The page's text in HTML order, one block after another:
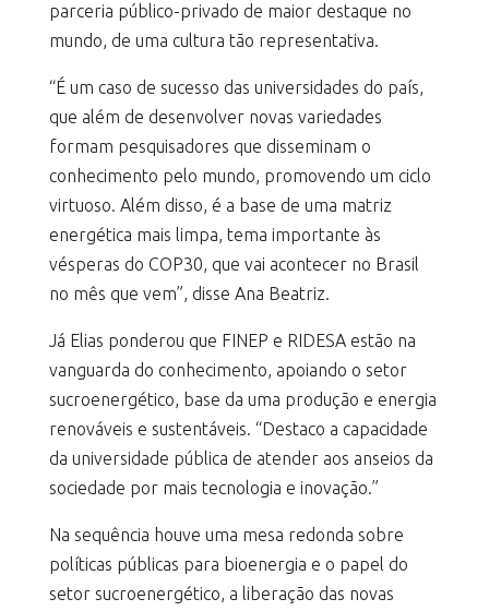
parceria público-privado de maior destaque no
mundo, de uma cultura tão representativa.
“É um caso de sucesso das universidades do país,
que além de desenvolver novas variedades
formam pesquisadores que disseminam o
conhecimento pelo mundo, promovendo um ciclo
virtuoso. Além disso, é a base de uma matriz
energética mais limpa, tema importante às
vésperas do COP30, que vai acontecer no Brasil
no mês que vem”, disse Ana Beatriz.
Já Elias ponderou que FINEP e RIDESA estão na
vanguarda do conhecimento, apoiando o setor
sucroenergético, base da uma produção e energia
renováveis e sustentáveis. “Destaco a capacidade
da universidade pública de atender aos anseios da
sociedade por mais tecnologia e inovação.”
Na sequência houve uma mesa redonda sobre
políticas públicas para bioenergia e o papel do
setor sucroenergético, a liberação das novas